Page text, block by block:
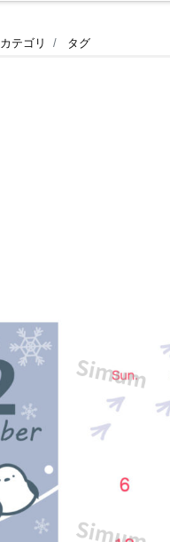
カテゴリ タグ